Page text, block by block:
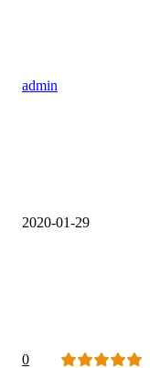
admin
2020-01-29
0